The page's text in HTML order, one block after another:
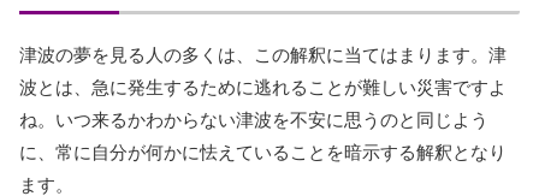
津波の夢を見る人の多くは、この解釈に当てはまります。津
波とは、急に発生するために逃れることが難しい災害ですよ
ね。いつ来るかわからない津波を不安に思うのと同じよう
に、常に自分が何かに怯えていることを暗示する解釈となり
ます。